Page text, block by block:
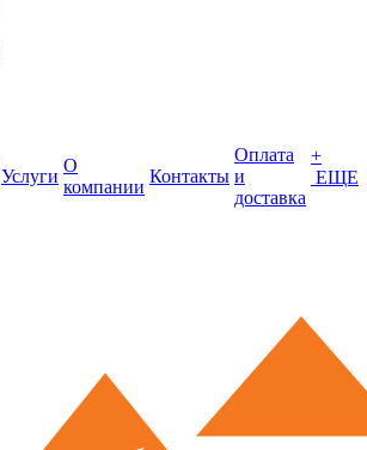
Услуги
О
компании
Контакты
Оплата
и
доставка
+
ЕЩЕ